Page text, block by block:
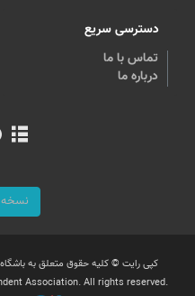
دسترسی سریع
تماس با ما
درباره ما
کپی رایت © کلیه حقوق متعلق به
Association. All rights reserved.